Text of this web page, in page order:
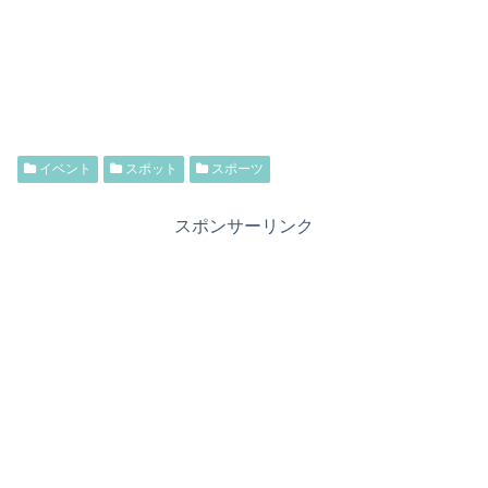
イベント スポット スポーツ
スポンサーリンク